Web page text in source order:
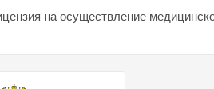
на осуществление